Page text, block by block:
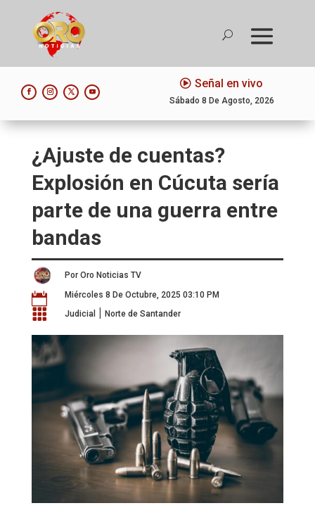
Señal en vivo
Sábado 8 De Agosto, 2026
¿Ajuste de cuentas?
Explosión en Cúcuta sería
parte de una guerra entre
bandas
Por Oro Noticias TV
 Miércoles 8 De Octubre, 2025 03:10 PM
 Judicial | Norte de Santander